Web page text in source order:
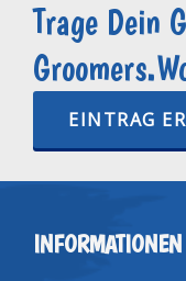
Trage Dein
EINTRAG
INFORMATIONEN